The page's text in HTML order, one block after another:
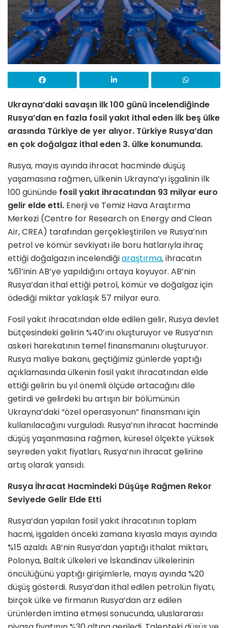
Ukrayna’daki savaşın ilk 100 günü incelendiğinde
Rusya’dan en fazla fosil yakıt ithal eden ilk beş ülke
arasında Türkiye de yer alıyor. Türkiye Rusya’dan
en çok doğalgaz ithal eden 3. ülke konumunda.
Rusya, mayıs ayında ihracat hacminde düşüş
yaşamasına rağmen, ülkenin Ukrayna’yı işgalinin ilk
100 gününde fosil yakıt ihracatından 93 milyar euro
gelir elde etti. Enerji ve Temiz Hava Araştırma
Merkezi (Centre for Research on Energy and Clean
Air, CREA) tarafından gerçekleştirilen ve Rusya’nın
petrol ve kömür sevkiyatı ile boru hatlarıyla ihraç
ettiği doğalgazın incelendiğiaraştırma, ihracatın
%61’inin AB’ye yapıldığını ortaya koyuyor. AB’nin
Rusya’dan ithal ettiği petrol, kömür ve doğalgaz için
ödediği miktar yaklaşık 57 milyar euro.
Fosil yakıt ihracatından elde edilen gelir, Rusya devlet
bütçesindeki gelirin %40’ını oluşturuyor ve Rusya’nın
askeri harekatının temel finansmanını oluşturuyor.
Rusya maliye bakanı, geçtiğimiz günlerde yaptığı
açıklamasında ülkenin fosil yakıt ihracatından elde
ettiği gelirin bu yıl önemli ölçüde artacağını dile
getirdi ve gelirdeki bu artışın bir bölümünün
Ukrayna’daki “özel operasyonun” finansmanı için
kullanılacağını vurguladı. Rusya’nın ihracat hacminde
düşüş yaşanmasına rağmen, küresel ölçekte yüksek
seyreden yakıt fiyatları, Rusya’nın ihracat gelirine
artış olarak yansıdı.
Rusya İhracat Hacmindeki Düşüşe Rağmen Rekor
Seviyede Gelir Elde Etti
Rusya’dan yapılan fosil yakıt ihracatının toplam
hacmi, işgalden önceki zamana kıyasla mayıs ayında
%15 azaldı. AB’nin Rusya’dan yaptığı ithalat miktarı,
Polonya, Baltık ülkeleri ve İskandinav ülkelerinin
öncülüğünü yaptığı girişimlerle, mayıs ayında %20
düşüş gösterdi. Rusya’dan ithal edilen petrolün fiyatı,
birçok ülke ve firmanın Rusya’dan arz edilen
ürünlerden imtina etmesi sonucunda, uluslararası